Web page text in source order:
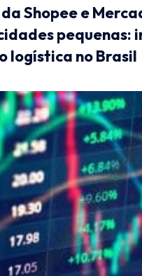
Shopee e
pequenas:
logística no Brasil